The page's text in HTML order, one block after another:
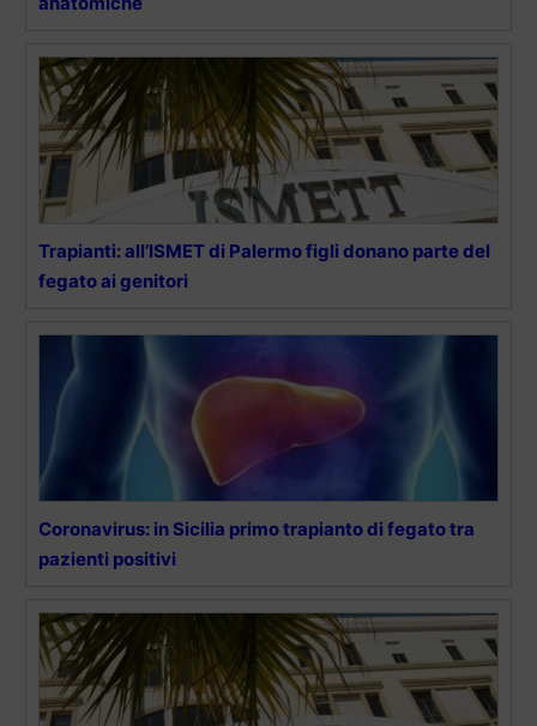
Trapianti: all’ISMET di Palermo figli donano parte del
fegato ai genitori
Coronavirus: in Sicilia primo trapianto di fegato tra
pazienti positivi